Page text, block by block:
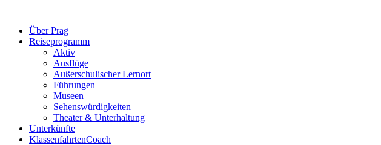
springenÜber Prag
Reiseprogramm
Aktiv
Ausflüge
Außerschulischer Lernort
Führungen
Museen
Sehenswürdigkeiten
Theater & Unterhaltung
Unterkünfte
KlassenfahrtenCoach